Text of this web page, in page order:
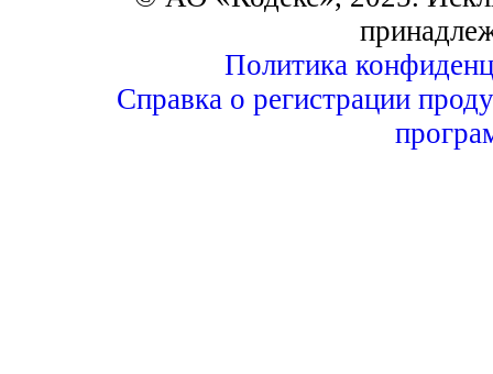
Политика
Справка о регистрации